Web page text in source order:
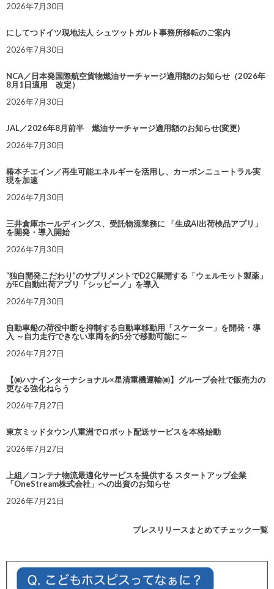
2026年7月30日
にしてつドイツ現地法人 シュツットガルト事務所移転のご案内
2026年7月30日
NCA／日本発国際航空貨物燃油サーチャージ適用額のお知らせ（2026年
8月1日適用 改定）
2026年7月30日
JAL／2026年8月前半 燃油サーチャージ適用額のお知らせ(変更)
2026年7月30日
椿本チエイン／再生可能エネルギーを活用し、カーボンニュートラル実
現を加速
2026年7月30日
三井倉庫ホールディングス、受託物流業務に 「生成AI出荷検品アプリ」
を開発・導入開始
2026年7月30日
“独自開発こだわり”のサプリメントでD2C展開する「ウェルモット製薬」
がEC自動出荷アプリ「シッピーノ」を導入
2026年7月30日
自動車船の荷役中断を抑制する自動車移動用「スケーター」を開発・導
入 ～自力走行できない車両を約5分で移動可能に～
2026年7月27日
【㈱ハナインターナショナル×星清重機運輸㈱】グループ会社で販売力の
更なる強化ねらう
2026年7月27日
東京ミッドタウン八重洲でロボット配送サービスを本格始動
2026年7月27日
上組／コンテナ物流最適化サービスを提供する スタートアップ企業
「OneStream株式会社」への出資のお知らせ
2026年7月21日
プレスリリースまとめてチェック一覧